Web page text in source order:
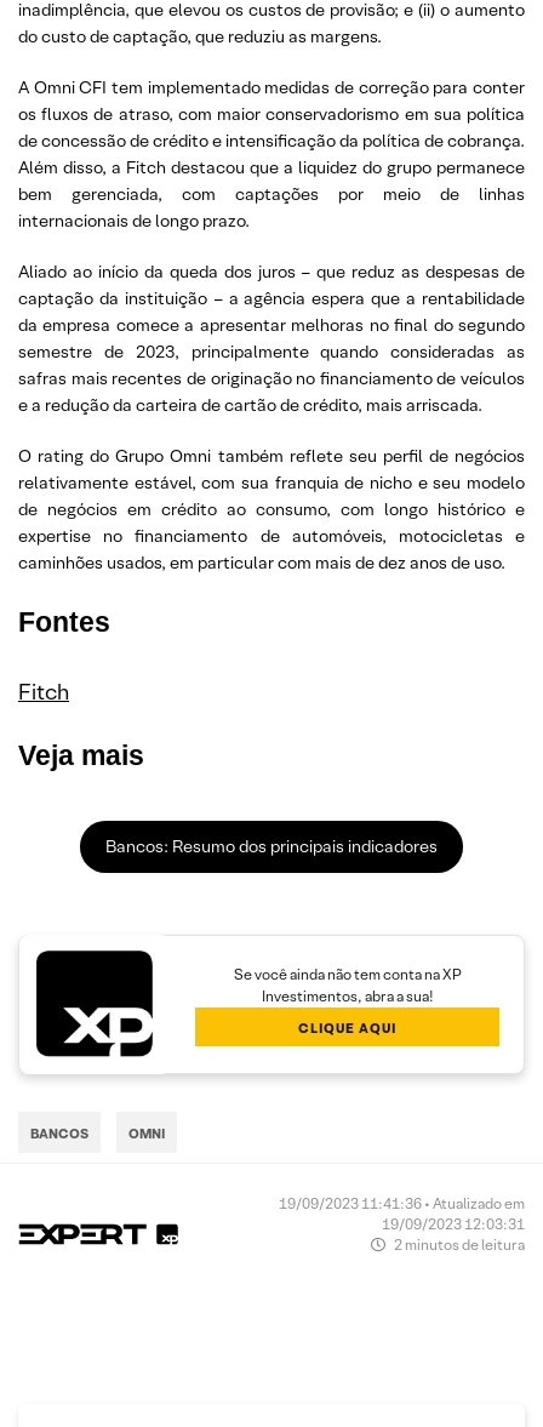
inadimplência, que elevou os custos de provisão; e (ii) o aumento
do custo de captação, que reduziu as margens.
A Omni CFI tem implementado medidas de correção para conter
os fluxos de atraso, com maior conservadorismo em sua política
de concessão de crédito e intensificação da política de cobrança.
Além disso, a Fitch destacou que a liquidez do grupo permanece
bem gerenciada, com captações por meio de linhas
internacionais de longo prazo.
Aliado ao início da queda dos juros – que reduz as despesas de
captação da instituição – a agência espera que a rentabilidade
da empresa comece a apresentar melhoras no final do segundo
semestre de 2023, principalmente quando consideradas as
safras mais recentes de originação no financiamento de veículos
e a redução da carteira de cartão de crédito, mais arriscada.
O rating do Grupo Omni também reflete seu perfil de negócios
relativamente estável, com sua franquia de nicho e seu modelo
de negócios em crédito ao consumo, com longo histórico e
expertise no financiamento de automóveis, motocicletas e
caminhões usados, em particular com mais de dez anos de uso.
Fontes
Fitch
Veja mais
Bancos: Resumo dos principais indicadores
Se você ainda não tem conta na XP
Investimentos, abra a sua!
CLIQUE AQUI
BANCOS OMNI
19/09/2023 11:41:36 • Atualizado em
19/09/2023 12:03:31
2 minutos de leitura